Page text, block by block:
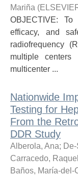
Mariña (
OBJECTIVE: To
efficacy, and
radiofrequency
multiple centers
multicenter ...
Nationwide
Testing for
From the
DDR Study
Alberola, Ana;
Carracedo, Raquel
Baños, María-del-